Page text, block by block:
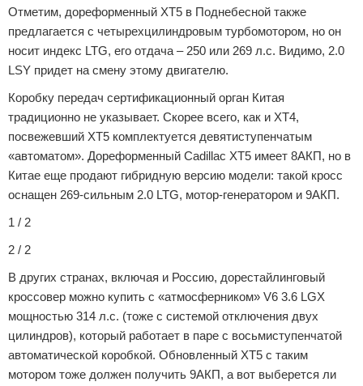
Отметим, дореформенный XT5 в Поднебесной также
предлагается с четырехцилиндровым турбомотором, но он
носит индекс LTG, его отдача – 250 или 269 л.с. Видимо, 2.0
LSY придет на смену этому двигателю.
Коробку передач сертификационный орган Китая
традиционно не указывает. Скорее всего, как и XT4,
посвежевший XT5 комплектуется девятиступенчатым
«автоматом». Дореформенный Cadillac XT5 имеет 8АКП, но в
Китае еще продают гибридную версию модели: такой кросс
оснащен 269-сильным 2.0 LTG, мотор-генератором и 9АКП.
1 / 2
2 / 2
В других странах, включая и Россию, дорестайлинговый
кроссовер можно купить с «атмосферником» V6 3.6 LGX
мощностью 314 л.с. (тоже с системой отключения двух
цилиндров), который работает в паре с восьмиступенчатой
автоматической коробкой. Обновленный XT5 с таким
мотором тоже должен получить 9АКП, а вот выберется ли